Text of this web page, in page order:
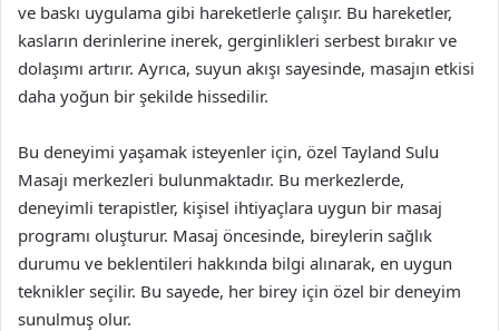
ve baskı uygulama gibi hareketlerle çalışır. Bu hareketler,
kasların derinlerine inerek, gerginlikleri serbest bırakır ve
dolaşımı artırır. Ayrıca, suyun akışı sayesinde, masajın etkisi
daha yoğun bir şekilde hissedilir.
Bu deneyimi yaşamak isteyenler için, özel Tayland Sulu
Masajı merkezleri bulunmaktadır. Bu merkezlerde,
deneyimli terapistler, kişisel ihtiyaçlara uygun bir masaj
programı oluşturur. Masaj öncesinde, bireylerin sağlık
durumu ve beklentileri hakkında bilgi alınarak, en uygun
teknikler seçilir. Bu sayede, her birey için özel bir deneyim
sunulmuş olur.